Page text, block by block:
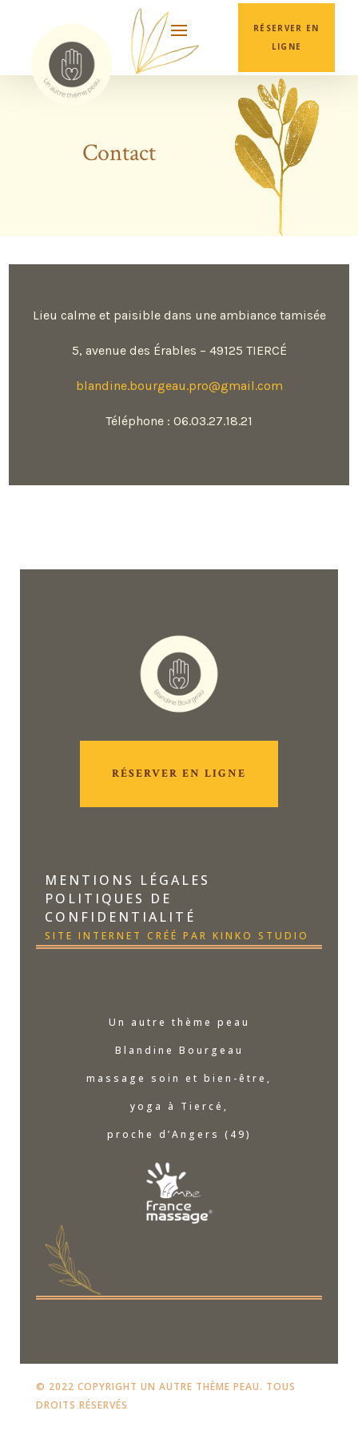
RÉSERVER EN
LIGNE
Contact
Lieu calme et paisible dans une ambiance tamisée
5, avenue des Érables – 49125 TIERCÉ
blandine.bourgeau.pro@gmail.com
Téléphone : 06.03.27.18.21
RÉSERVER EN LIGNE
MENTIONS LÉGALES
POLITIQUES DE
CONFIDENTIALITÉ
SITE INTERNET CRÉÉ PAR KINKO STUDIO
Un autre thème peau
Blandine Bourgeau
massage soin et bien-être,
yoga à Tiercé,
proche d’Angers (49)
© 2022 COPYRIGHT UN AUTRE THÈME PEAU. TOUS
DROITS RÉSERVÉS